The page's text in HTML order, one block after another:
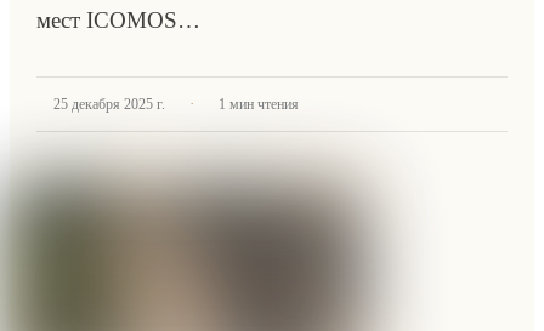
мест ICOMOS…
25 декабря 2025 г. · 1 мин чтения